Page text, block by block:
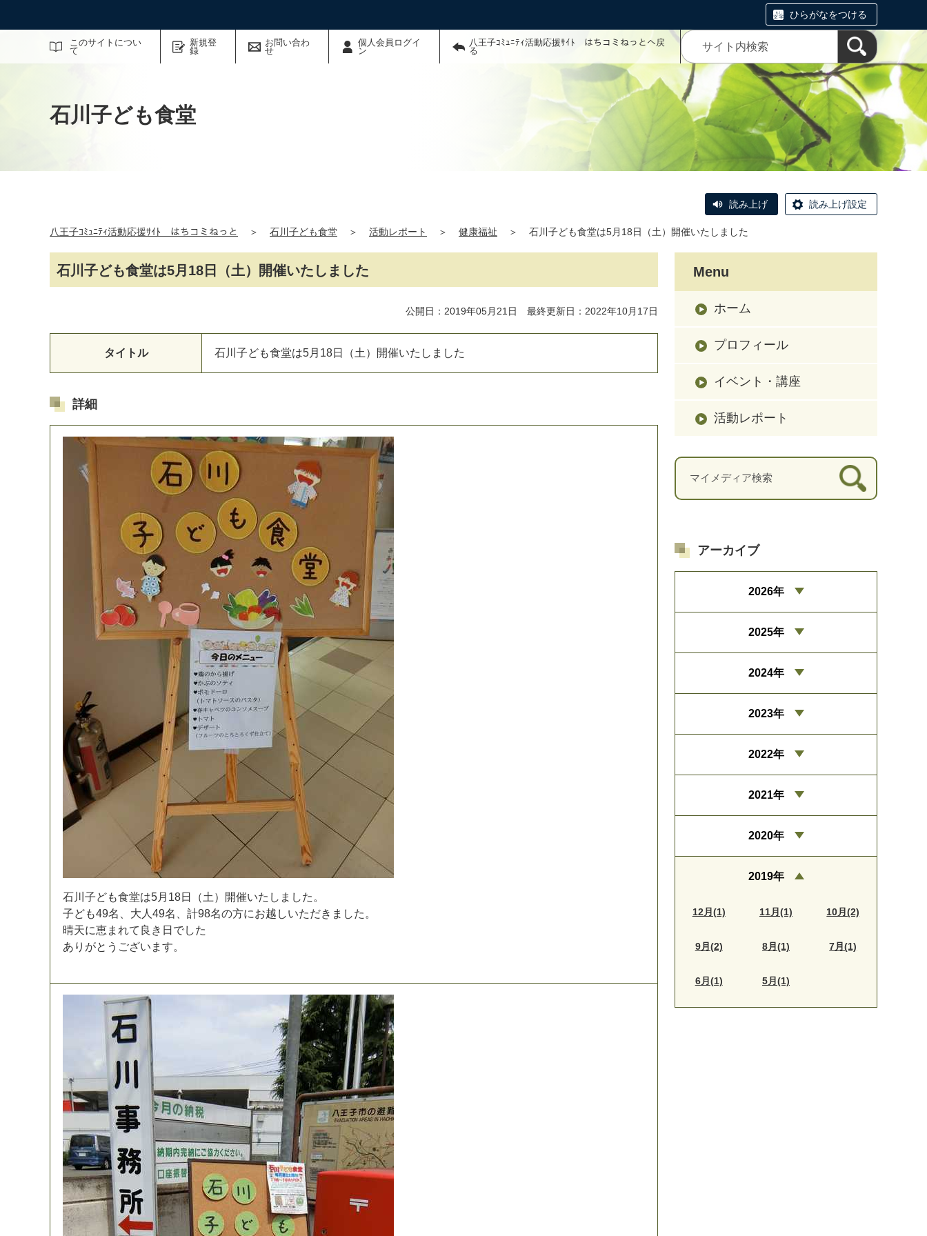
ひらがなをつける
このサイトについ
て
新規登
録
お問い合わ
せ
個人会員ログイ
ン
八王子ｺﾐｭﾆﾃｨ活動応援ｻｲﾄ はちコミねっとへ戻
る
サイト内検索
石川子ども食堂
読み上げ 読み上げ設定
八王子ｺﾐｭﾆﾃｨ活動応援ｻｲﾄ はちコミねっと ＞ 石川子ども食堂 ＞ 活動レポート ＞ 健康福祉 ＞ 石川子ども食堂は5月18日（土）開催いたしました
石川子ども食堂は5月18日（土）開催いたしました
公開日：2019年05月21日 最終更新日：2022年10月17日
タイトル 石川 子ども食堂は5月 18日 （土 ） 開催いた し ま した
詳細
石川 子ども食堂は5月 18日 （土 ） 開催いた し ま した 。
子ども49名 大 人 49名 計98名の方にお越 しいただき ま した 。
晴天に恵ま れて 良 き 日 でした
あ り がと う ござい ま す。
Menu
ホーム
プロフィール
イベント・講座
活動レポート
マイメディア検索
アーカイブ
2026年
2025年
2024年
2023年
2022年
2021年
2020年
2019年
12月(1) 11月(1) 10月(2)
9月(2) 8月(1) 7月(1)
6月(1) 5月(1)